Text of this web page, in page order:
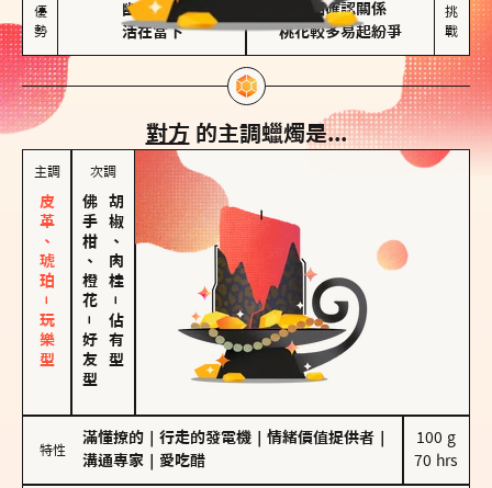
優
勢
幽默風趣
活在當下
害怕確認關係
桃花較多易起紛爭
挑
戰
對方 的主調蠟燭是...
主調
皮革、琥珀－玩樂型
次調
佛手柑、橙花
－
好友型
胡椒、肉桂
－
佔有型
特性
滿懂撩的 行走的發電機 情緒價值提供者
溝通專家
愛吃醋
100 g
70 hrs